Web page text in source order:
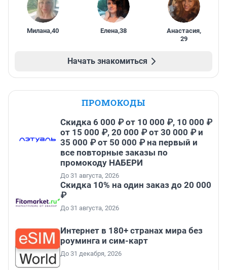
Милана,40 Елена,38 Анастасия,
29
Начать знакомиться
ПРОМОКОДЫ
Скидка 6 000 ₽ от 10 000 ₽, 10 000 ₽
от 15 000 ₽, 20 000 ₽ от 30 000 ₽ и
35 000 ₽ от 50 000 ₽ на первый и
все повторные заказы по
промокоду НАБЕРИ
До 31 августа, 2026
Скидка 10% на один заказ до 20 000
₽
До 31 августа, 2026
Интернет в 180+ странах мира без
роуминга и сим-карт
До 31 декабря, 2026